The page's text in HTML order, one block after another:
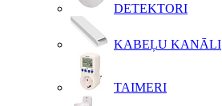
DETEKTORI
KABEĻU KANĀLI
TAIMERI